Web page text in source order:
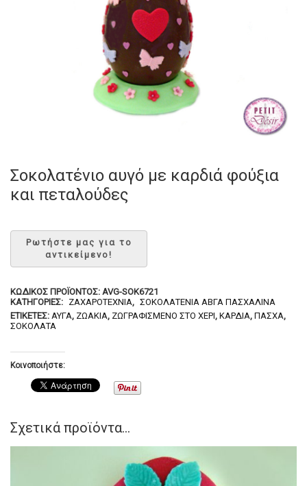
Σοκολατένιο αυγό με καρδιά φούξια
και πεταλούδες
ΚΩΔΙΚΌΣ ΠΡΟΪΌΝΤΟΣ: AVG-SOK6721
ΚΑΤΗΓΟΡΊΕΣ: ΖΑΧΑΡΟΤΕΧΝΊΑ, ΣΟΚΟΛΑΤΈΝΙΑ ΑΒΓΆ ΠΑΣΧΑΛΙΝΆ
ΕΤΙΚΈΤΕΣ: ΑΥΓΆ, ΖΩΆΚΙΑ, ΖΩΓΡΑΦΙΣΜΈΝΟ ΣΤΟ ΧΈΡΙ, ΚΑΡΔΙΆ, ΠΆΣΧΑ,
ΣΟΚΟΛΆΤΑ
Κοινοποιήστε:
Σχετικά προϊόντα...